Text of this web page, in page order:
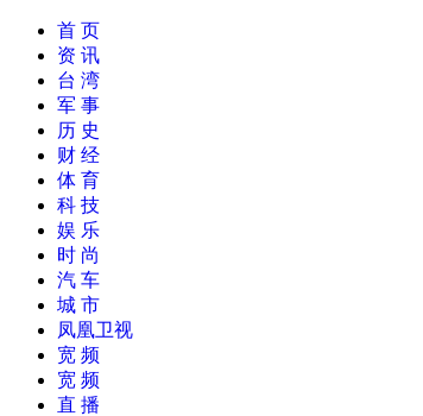
首 页
资 讯
台 湾
军 事
历 史
财 经
体 育
科 技
娱 乐
时 尚
汽 车
城 市
凤凰卫视
宽 频
宽 频
直 播